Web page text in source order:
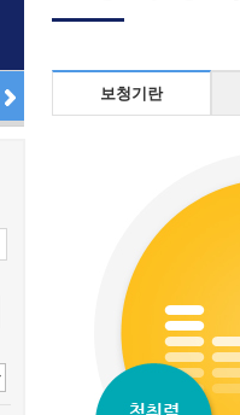
보청기란